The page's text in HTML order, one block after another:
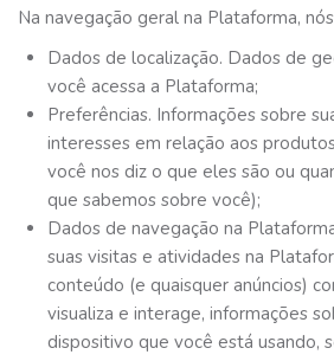
Na navegação geral na Plataforma,
Dados de localização. Dados de
você acessa a Plataforma;
Preferências. Informações sobre
interesses em relação aos
você nos diz o que eles são ou
que sabemos sobre você);
Dados de navegação na
suas visitas e atividades na
conteúdo (e quaisquer anúncios)
visualiza e interage, informações
dispositivo que você está usando,